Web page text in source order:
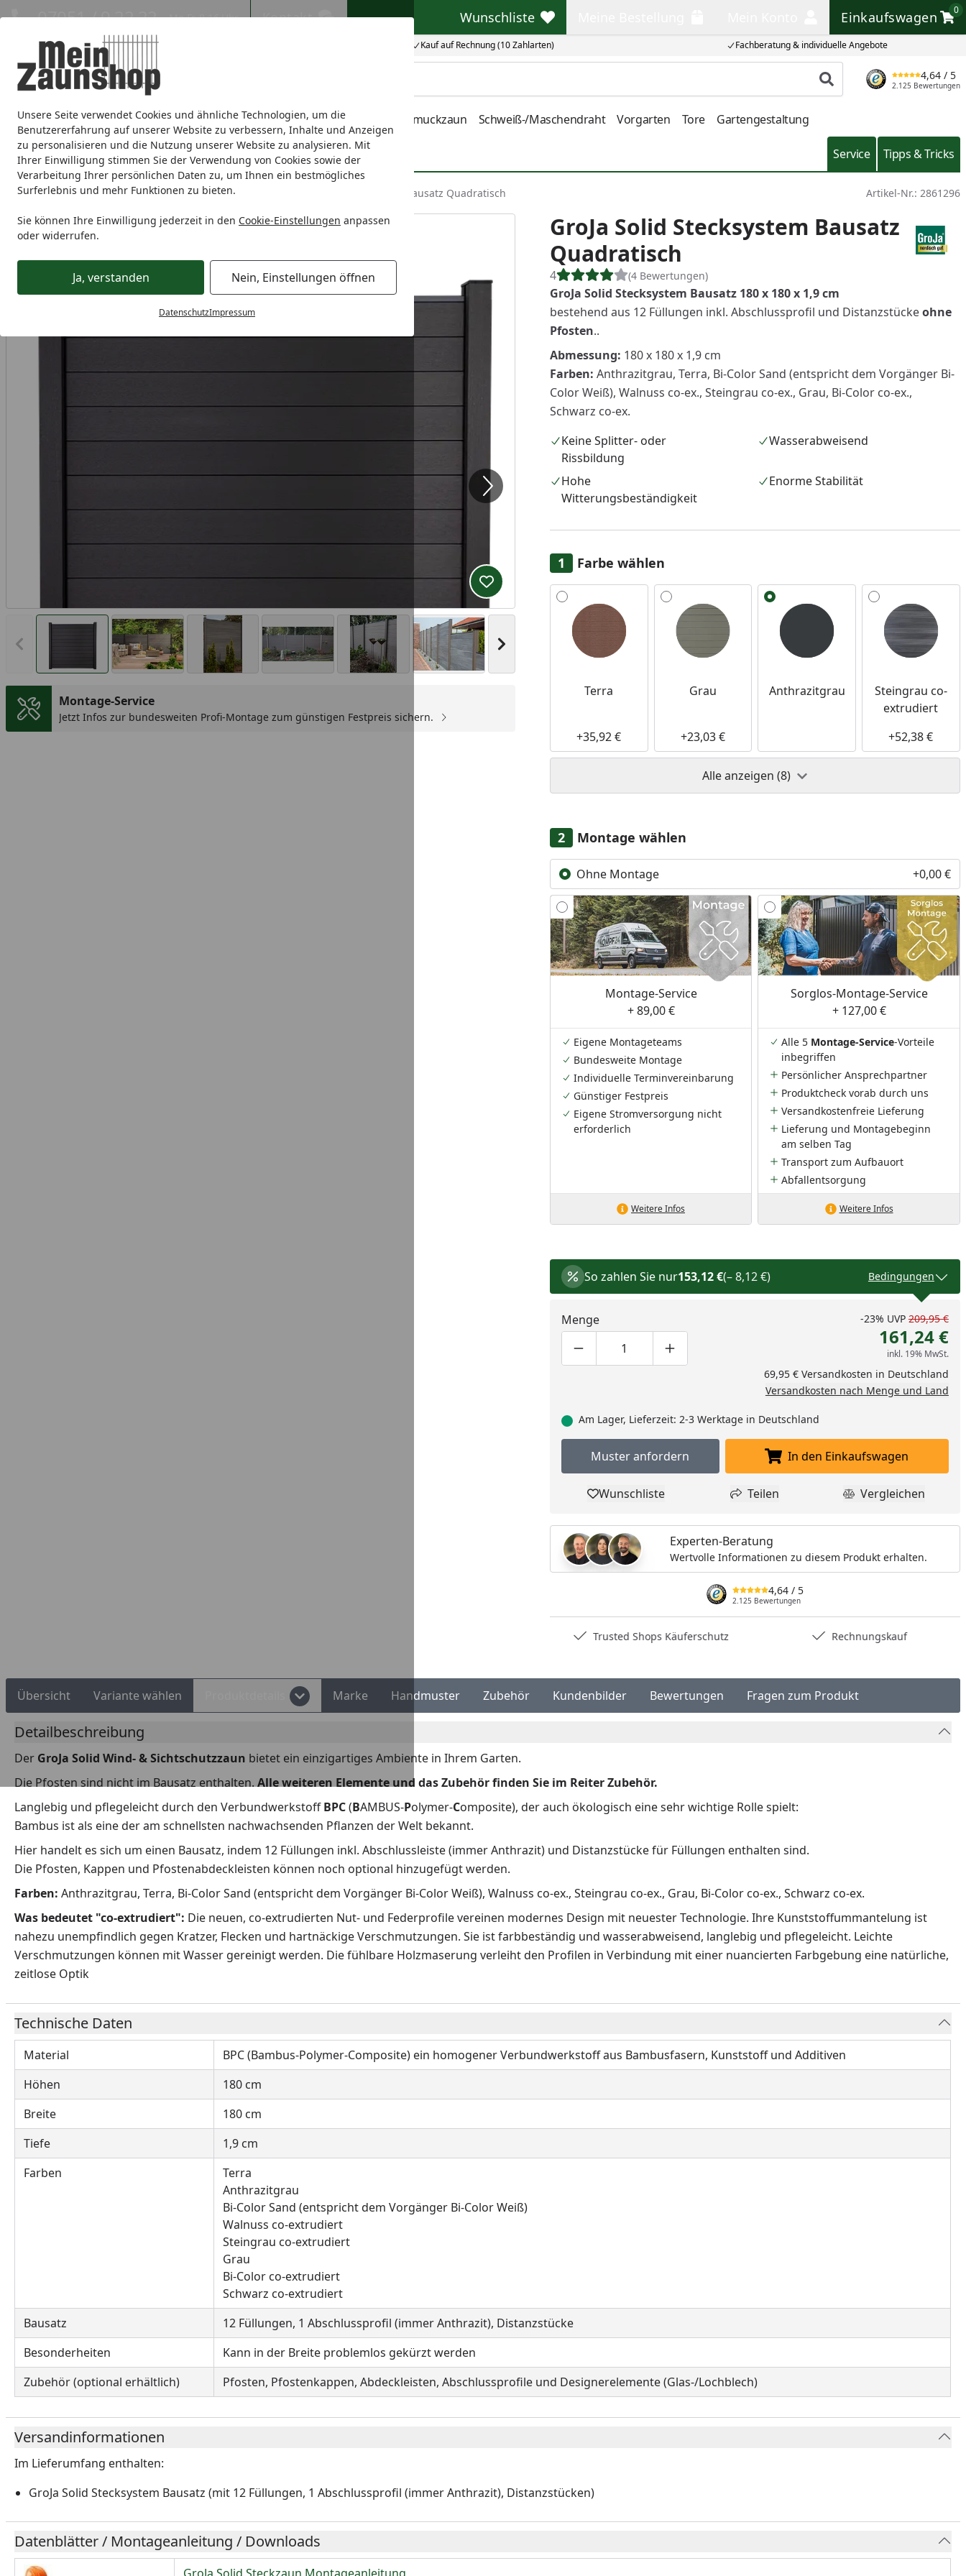
Unsere Seite verwendet Cookies und ähnliche Technologien, um die
Benutzererfahrung auf unserer Website zu verbessern, Inhalte und Anzeigen
zu personalisieren und die Nutzung unserer Website zu analysieren. Mit
Ihrer Einwilligung stimmen Sie der Verwendung von Cookies sowie der
Verarbeitung Ihrer persönlichen Daten zu, um Ihnen ein bestmögliches
Surferlebnis und mehr Funktionen zu bieten.
Sie können Ihre Einwilligung jederzeit in den Cookie-Einstellungen anpassen
oder widerrufen.
Ja, verstanden Nein, Einstellungen öffnen
DatenschutzImpressum
Eigene Montage-Teams Kauf auf Rechnung (10 Zahlarten) Fachberatung & individuelle Angebote
07051 / 9 22 22 Mo-Fr. 8-16 Uhr Kontakt Wunschliste
Wunschliste Einkaufswagen
0
Einkaufswagen
Produkt suchen
4,64 / 5
2.125 Bewertungen
Sichtschutz Doppelstabmatte Zaunsets Gabionen Einstabmatten Schmuckzaun Schweiß-/Maschendraht Vorgarten Tore Gartengestaltung
Zaunmarken Service Tipps & Tricks
Sichtschutz BPC / WPC GroJa Solid Stecksystem GroJa Solid Stecksystem Bausatz Quadratisch Artikel-Nr.: 2861296
Vorheriges Bild anzeigen Nächstes Bild anzeigen
Produkt zur Wunschliste hinzufügen
Montage-Service
Jetzt Infos zur bundesweiten Profi-Montage zum günstigen Festpreis sichern.
GroJa Solid Stecksystem Bausatz
Quadratisch
4 (4 Bewertungen)
GroJa Solid Stecksystem Bausatz 180 x 180 x 1,9 cm
bestehend aus 12 Füllungen inkl. Abschlussprofil und Distanzstückeohne
Pfosten..
Abmessung: 180 x 180 x 1,9 cm
Farben: Anthrazitgrau, Terra, Bi-Color Sand (entspricht dem Vorgänger Bi-
Color Weiß), Walnuss co-ex., Steingrau co-ex., Grau, Bi-Color co-ex.,
Schwarz co-ex.
Keine Splitter- oder
Rissbildung
Wasserabweisend
Hohe
Witterungsbeständigkeit
Enorme Stabilität
Farbe wählen
Alle anzeigen (8)
Terra
+35,92 €
Grau
+23,03 €
Anthrazitgrau
Steingrau co-
extrudiert
+52,38 €
Alle anzeigen (8)
Montage wählen
Ohne Montage +0,00 €
Montage-Service
+ 89,00 €
Eigene Montageteams
Bundesweite Montage
Individuelle Terminvereinbarung
Günstiger Festpreis
Eigene Stromversorgung nicht
erforderlich
Weitere Infos
Sorglos-Montage-Service
+ 127,00 €
Alle 5 Montage-Service-Vorteile
inbegriffen
Persönlicher Ansprechpartner
Produktcheck vorab durch uns
Versandkostenfreie Lieferung
Lieferung und Montagebeginn
am selben Tag
Transport zum Aufbauort
Abfallentsorgung
Weitere Infos
So zahlen Sie nur153,12 €(– 8,12 €) Bedingungen
Menge
Produktmenge um eins verringern
Produktmenge manuell eingeben
Produktmenge um eins erhöhen
-23% UVP 209,95 €
161,24 €
inkl. 19% MwSt.
69,95 € Versandkosten in Deutschland
Versandkosten nach Menge und Land
Am Lager, Lieferzeit: 2-3 Werktage in Deutschland
Muster anfordern
Muster anfordern In den Einkaufswagen
In den Einkaufswagen
Produkt zur Wunschliste hinzufügen
Wunschliste Teilen
Teilen Produkt
Vergleichen
Experten-Beratung
Wertvolle Informationen zu diesem Produkt erhalten.
4,64 / 5
2.125 Bewertungen
Trusted Shops Käuferschutz Rechnungskauf
Übersicht Variante wählen Marke Handmuster Zubehör Kundenbilder Bewertungen Fragen zum Produkt
Detailbeschreibung
Der GroJa Solid Wind- & Sichtschutzzaun bietet ein einzigartiges Ambiente in Ihrem Garten.
Die Pfosten sind nicht im Bausatz enthalten. Alle weiteren Elemente und das Zubehör finden Sie im Reiter Zubehör.
Langlebig und pflegeleicht durch den VerbundwerkstoffBPC(BAMBUS-Polymer-Composite), der auch ökologisch eine sehr wichtige Rolle spielt:
Bambus ist als eine der am schnellsten nachwachsenden Pflanzen der Welt bekannt.
Hier handelt es sich um einen Bausatz, indem 12 Füllungen inkl. Abschlussleiste (immer Anthrazit) und Distanzstücke für Füllungen enthalten sind.
Die Pfosten, Kappen und Pfostenabdeckleisten können noch optional hinzugefügt werden.
Farben: Anthrazitgrau, Terra, Bi-Color Sand (entspricht dem Vorgänger Bi-Color Weiß), Walnuss co-ex., Steingrau co-ex., Grau, Bi-Color co-ex., Schwarz co-ex.
Was bedeutet "co-extrudiert": Die neuen, co-extrudierten Nut- und Federprofile vereinen modernes Design mit neuester Technologie. Ihre Kunststoffummantelung ist
nahezu unempfindlich gegen Kratzer, Flecken und hartnäckige Verschmutzungen. Sie ist farbbeständig und wasserabweisend, langlebig und pflegeleicht. Leichte
Verschmutzungen können mit Wasser gereinigt werden. Die fühlbare Holzmaserung verleiht den Profilen in Verbindung mit einer nuancierten Farbgebung eine natürliche,
zeitlose Optik
Technische Daten
Material
BPC (Bambus-Polymer-Composite) ein homogener Verbundwerkstoff aus Bambusfasern, Kunststoff und Additiven
Höhen
180 cm
Breite
180 cm
Tiefe
1,9 cm
Farben
Terra
Anthrazitgrau
Bi-Color Sand (entspricht dem Vorgänger Bi-Color Weiß)
Walnuss co-extrudiert
Steingrau co-extrudiert
Grau
Bi-Color co-extrudiert
Schwarz co-extrudiert
Bausatz
12 Füllungen, 1 Abschlussprofil (immer Anthrazit), Distanzstücke
Besonderheiten
Kann in der Breite problemlos gekürzt werden
Zubehör (optional erhältlich)
Pfosten, Pfostenkappen, Abdeckleisten, Abschlussprofile und Designerelemente (Glas-/Lochblech)
Versandinformationen
Im Lieferumfang enthalten:
GroJa Solid Stecksystem Bausatz (mit 12 Füllungen, 1 Abschlussprofil (immer Anthrazit), Distanzstücken)
Datenblätter / Montageanleitung / Downloads